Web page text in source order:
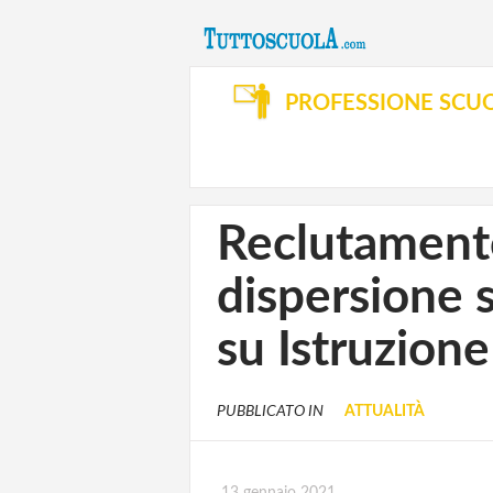
PROFESSIONE
dispersione
su
PUBBLICATO IN ATTUALITÀ